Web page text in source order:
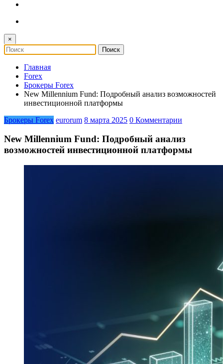
×
Главная
Forex
Брокеры Forex
New Millennium Fund: Подробный анализ возможностей
инвестиционной платформы
Брокеры Forex eurorum 8 марта 2025 0 Комментарии
New Millennium Fund: Подробный анализ
возможностей инвестиционной платформы